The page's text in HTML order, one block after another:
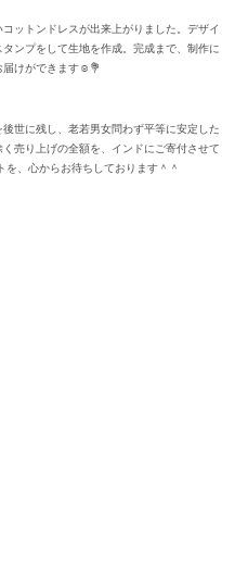
ットンドレスが出来上がりました。デザイ
ンプをして生地を作成。完成まで、制作に
届けができます☺️💐
世に残し、老若男女問わず平等に安定した
売り上げの全額を、インドにご寄付させて
、心からお待ちしております＾＾